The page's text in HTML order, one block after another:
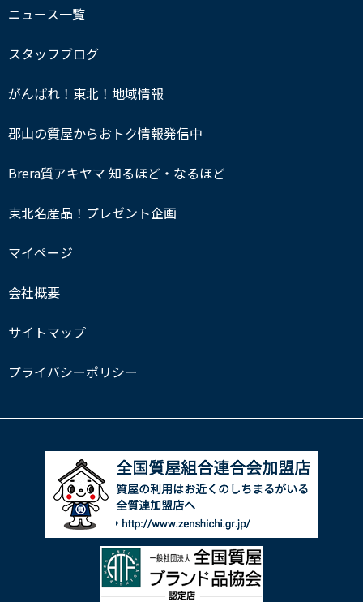
ニュース一覧
スタッフブログ
がんばれ！東北！地域情報
郡山の質屋からおトク情報発信中
Brera質アキヤマ 知るほど・なるほど
東北名産品！プレゼント企画
マイページ
会社概要
サイトマップ
プライバシーポリシー